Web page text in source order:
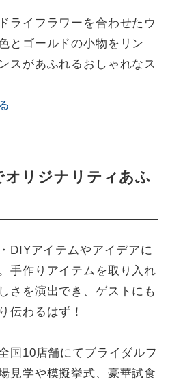
ライフラワーを合わせたウ
とゴールドの小物をリン
スがあふれるおしゃれなス
リジナリティあふ
DIYアイテムやアイデアに
手作りアイテムを取り入れ
さを演出でき、ゲストにも
伝わるはず！
国10店舗にてブライダルフ
見学や模擬挙式、豪華試食